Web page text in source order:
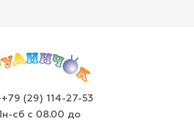
(29) 114-27-53
сб с 08.00 до